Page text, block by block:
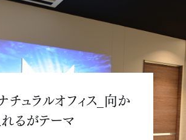
チュラルオフィス_向か
るがテーマ